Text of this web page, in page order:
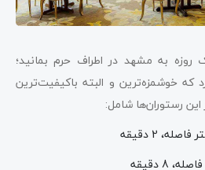
به مشهد در اطراف حرم بمانید؛
که خوشمزه‌ترین و البته باکیفیت‌ترین
این رستوران‌ها شامل: